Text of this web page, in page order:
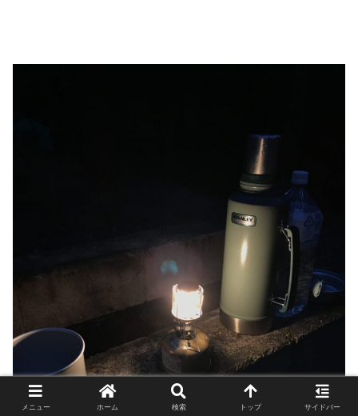
メニュー ホーム 検索 トップ サイドバー